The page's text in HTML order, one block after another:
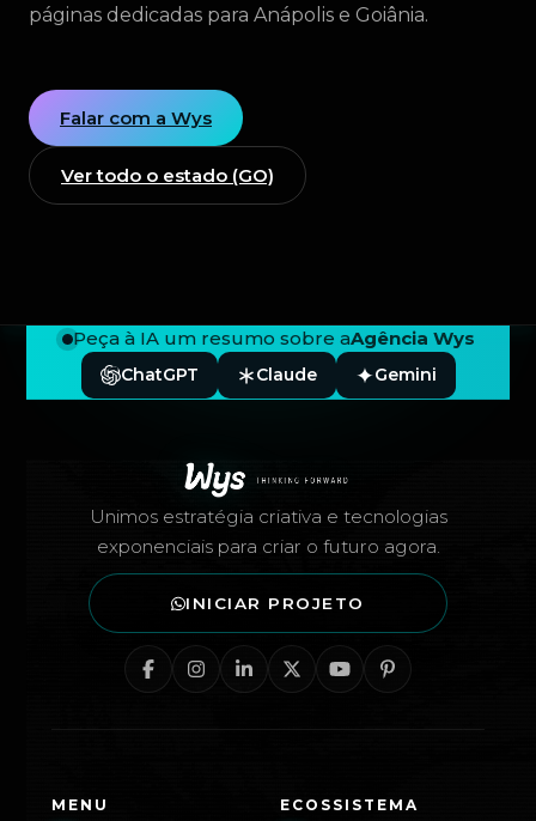
páginas dedicadas para Anápolis e Goiânia.
Falar com a Wys
Ver todo o estado (GO)
Peça à IA um resumo sobre aAgência Wys
ChatGPT Claude Gemini
Unimos estratégia criativa e tecnologias
exponenciais para criar o futuro agora.
INICIAR PROJETO
MENU ECOSSISTEMA